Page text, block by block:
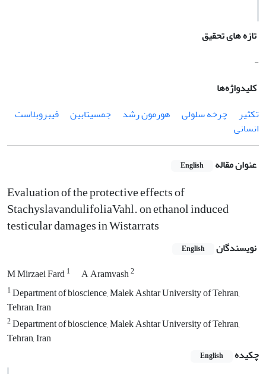
تازه های تحقیق
-
کلیدواژه‌ها
تکثیر
چرخه سلولی هورمون رشد جمسیتابین
فیبروبلاست
انسانی
عنوان مقاله English
Evaluation of the protective effects of
StachyslavandulifoliaVahl. on ethanol induced
testicular damages in Wistarrats
نویسندگان English
M Mirzaei Fard1 A Aramvash2
1Department of bioscience, Malek Ashtar University of Tehran,
Tehran, Iran
2Department of bioscience, Malek Ashtar University of Tehran,
Tehran, Iran
چکیده
English